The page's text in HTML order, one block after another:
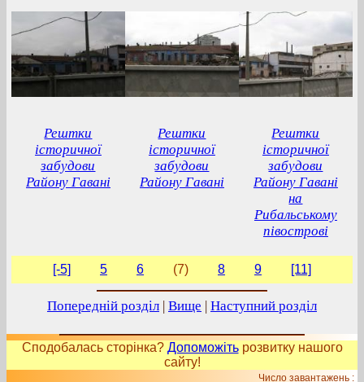
Рештки
історичної
забудови
Району Гавані
Рештки
історичної
забудови
Району Гавані
Рештки
історичної
забудови
Району Гавані
на
Рибальському
півострові
[-5] 5 6 (7) 8 9 [11]
Попередній розділ | Вище | Наступний розділ
Сподобалась сторінка? Допоможітьрозвитку нашого
сайту!
Число завантажень :